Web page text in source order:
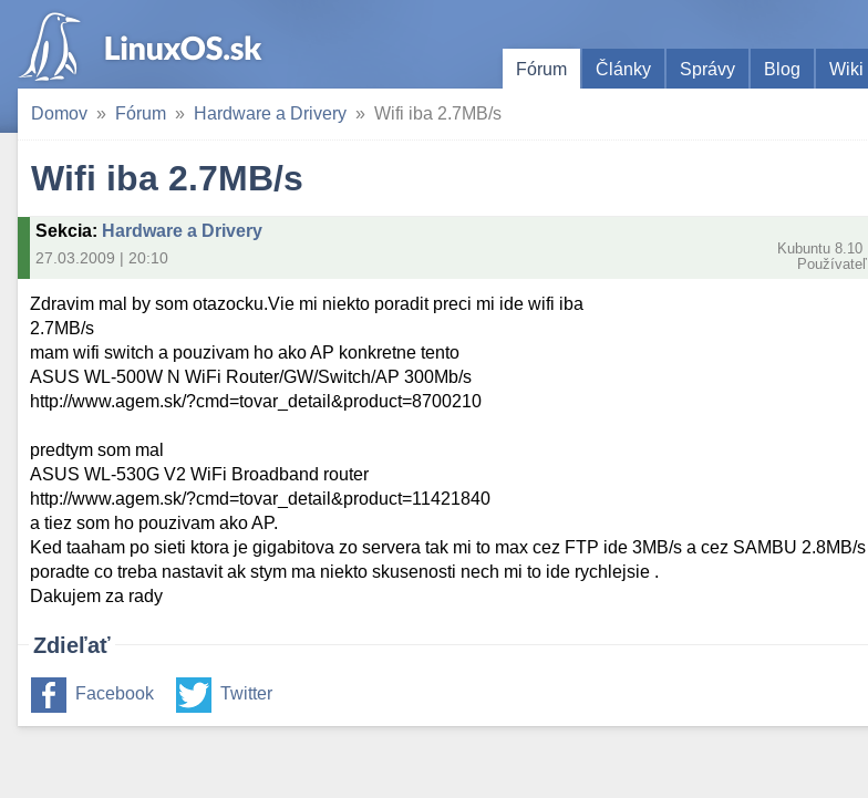
Fórum
Články Správy Blog Wiki
Domov Fórum Hardware a Drivery Wifi iba 2.7MB/s
Wifi iba 2.7MB/s
Sekcia: Hardware a Drivery
27.03.2009 | 20:10
Kubuntu 8.10
Používateľ
Zdravim mal by som otazocku.Vie mi niekto poradit preci mi ide wifi iba
2.7MB/s
mam wifi switch a pouzivam ho ako AP konkretne tento
ASUS WL-500W N WiFi Router/GW/Switch/AP 300Mb/s
http://www.agem.sk/?cmd=tovar_detail&product=8700210
predtym som mal
ASUS WL-530G V2 WiFi Broadband router
http://www.agem.sk/?cmd=tovar_detail&product=11421840
a tiez som ho pouzivam ako AP.
Ked taaham po sieti ktora je gigabitova zo servera tak mi to max cez FTP ide 3MB/s a cez SAMBU 2.8MB/s
poradte co treba nastavit ak stym ma niekto skusenosti nech mi to ide rychlejsie .
Dakujem za rady
Zdieľať
Facebook Twitter